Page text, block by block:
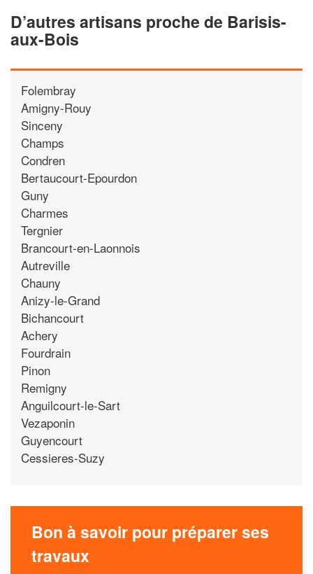
D’autres artisans proche de Barisis-
aux-Bois
Folembray
Amigny-Rouy
Sinceny
Champs
Condren
Bertaucourt-Epourdon
Guny
Charmes
Tergnier
Brancourt-en-Laonnois
Autreville
Chauny
Anizy-le-Grand
Bichancourt
Achery
Fourdrain
Pinon
Remigny
Anguilcourt-le-Sart
Vezaponin
Guyencourt
Cessieres-Suzy
Bon à savoir pour préparer ses
travaux